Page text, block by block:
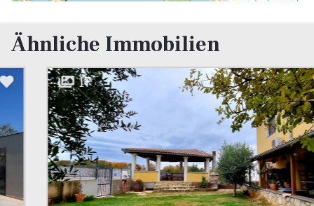
Ähnliche Immobilien
17